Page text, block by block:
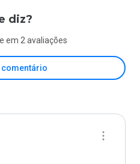
diz?
em 2 avaliações
comentário